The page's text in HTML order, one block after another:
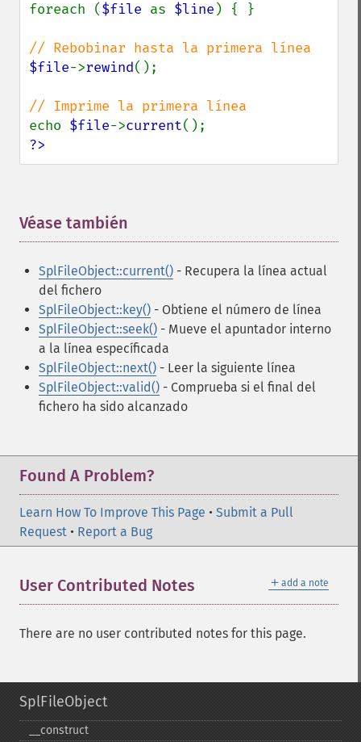
foreach ($file as $line ) { }
$file->rewind();
echo $file->current
?>
Véase también
SplFileObject::current() - Recupera la línea actual
del fichero
SplFileObject::key() - Obtiene el número de línea
SplFileObject::seek() - Mueve el apuntador interno
a la línea específicada
SplFileObject::next() - Leer la siguiente línea
SplFileObject::valid() - Comprueba si el final del
fichero ha sido alcanzado
Found A Problem?
Learn How To Improve This Page • Submit a Pull
Request • Report a Bug
＋ add a note
User Contributed Notes
There are no user contributed notes for this page.
SplFileObject
_​_​construct